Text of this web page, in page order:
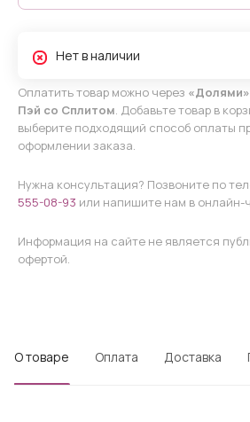
Нет в наличии
Оплатить товар можно через «Долями»
Пэй со Сплитом. Добавьте товар в
выберите подходящий способ оплаты
оформлении заказа.
Нужна консультация? Позвоните по
555-08-93 или напишите нам в онлайн-
Информация на сайте не является
офертой.
О товаре Оплата Доставка